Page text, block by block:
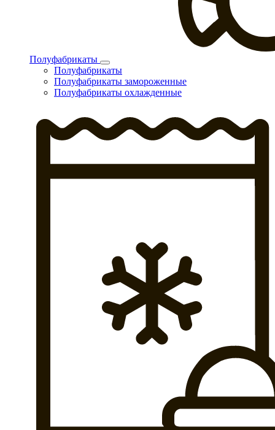
Полуфабрикаты
Полуфабрикаты
Полуфабрикаты замороженные
Полуфабрикаты охлажденные